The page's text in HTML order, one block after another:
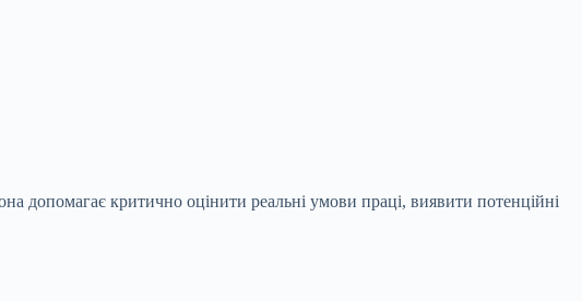
допомагає критично оцінити реальні умови праці, виявити потенційні